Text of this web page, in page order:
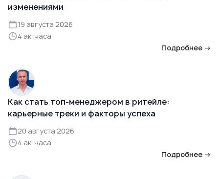
изменениями
19 августа 2026
4 ак. часа
Подробнее →
Как стать топ-менеджером в ритейле:
карьерные треки и факторы успеха
20 августа 2026
4 ак. часа
Подробнее →